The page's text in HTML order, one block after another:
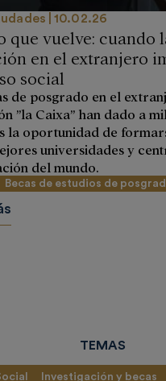
10.02.26
que vuelve: cuando
en el extranjero
social
de posgrado en el
”la Caixa” han dado a
la oportunidad de
universidades y
del mundo.
Becas de estudios de
TEMAS
Investigación y becas